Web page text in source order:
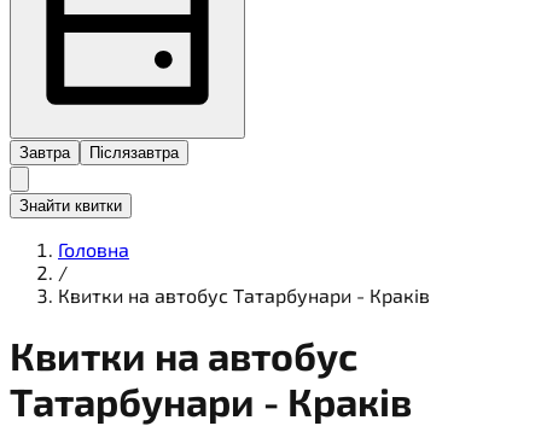
Завтра Післязавтра
Знайти квитки
Головна
/
Квитки на автобус Татарбунари - Краків
Квитки на автобус
Татарбунари - Краків